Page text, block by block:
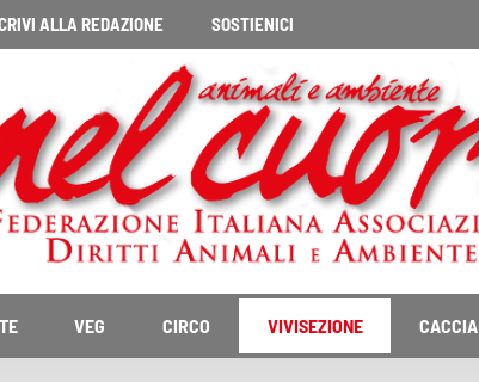
ALLA REDAZIONE SOSTIENICI
VEG CIRCO VIVISEZIONE CACCIA